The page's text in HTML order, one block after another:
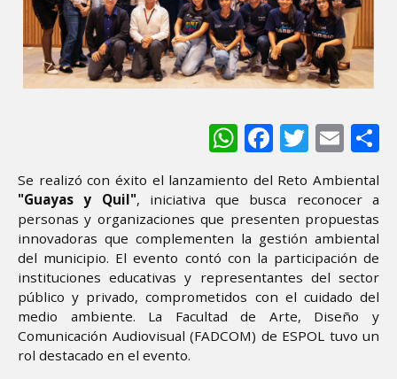
WhatsApp
Facebook
Twitter
Se realizó con éxito el lanzamiento del Reto Ambiental
"Guayas y Quil", iniciativa que busca reconocer a
personas y organizaciones que presenten propuestas
innovadoras que complementen la gestión ambiental
del municipio. El evento contó con la participación de
instituciones educativas y representantes del sector
público y privado, comprometidos con el cuidado del
medio ambiente. La Facultad de Arte, Diseño y
Comunicación Audiovisual (FADCOM) de ESPOL tuvo un
rol destacado en el evento.